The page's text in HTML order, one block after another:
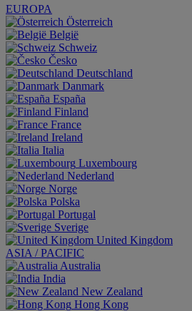
EUROPA
Österreich
België
Schweiz
Česko
Deutschland
Danmark
España
Finland
France
Ireland
Italia
Luxembourg
Nederland
Norge
Polska
Portugal
Sverige
United Kingdom
ASIA / PACIFIC
Australia
India
New Zealand
Hong Kong